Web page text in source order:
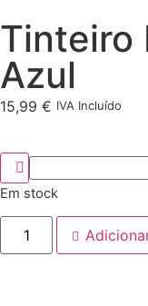
Tinteiro
Azul
15,99 € IVA Incluído
Em stock